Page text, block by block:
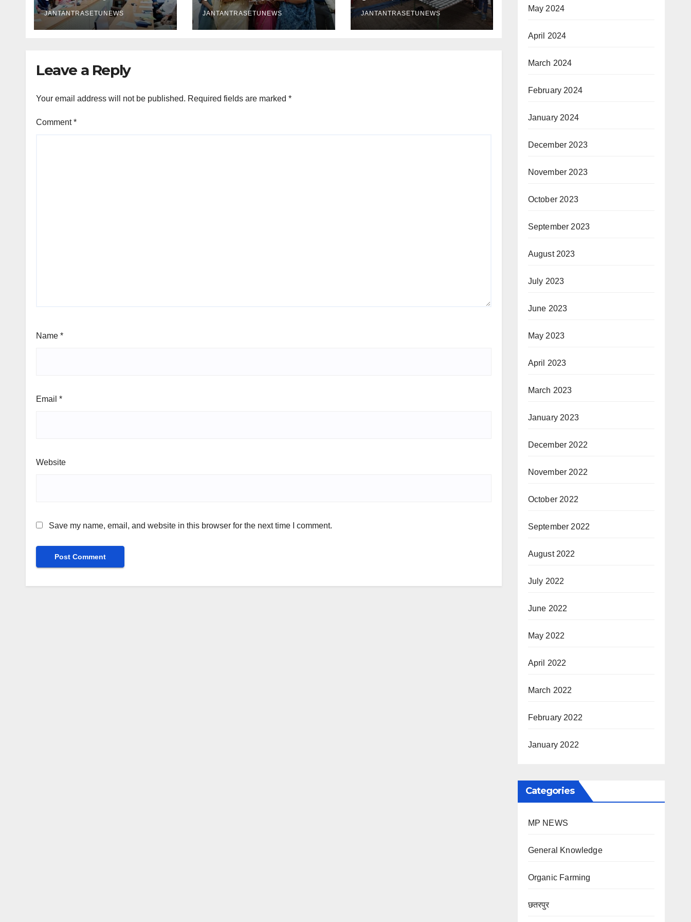
JANTANTRASETUNEWS
रसोइयों ने दिखाया हुनर
JANTANTRASETUNEWS
आयोजन
JANTANTRASETUNEWS
Leave a Reply
Your email address will not be published. Required fields are marked *
Comment*
Name *
Email *
Website
Save my name, email, and website in this browser for the next time I comment.
May 2024
April 2024
March 2024
February 2024
January 2024
December 2023
November 2023
October 2023
September 2023
August 2023
July 2023
June 2023
May 2023
April 2023
March 2023
January 2023
December 2022
November 2022
October 2022
September 2022
August 2022
July 2022
June 2022
May 2022
April 2022
March 2022
February 2022
January 2022
Categories
MP NEWS
General Knowledge
Organic Farming
छतरपुर